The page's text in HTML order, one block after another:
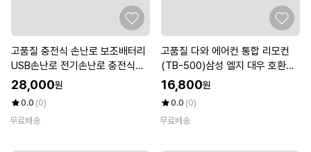
고품질 충전식 손난로 보조배터리
USB손난로 전기손난로 충전식찜
질팩 (W0E24A8)
28,000원
0.0 (0)
무료배송
고품질 다와 에어컨 통합 리모컨
(TB-500)삼성 엘지 대우 호환
(W4623EB)
16,800원
0.0 (0)
무료배송